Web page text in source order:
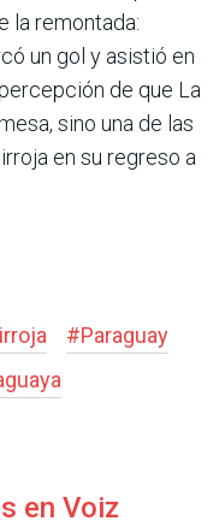
la remontada:
un gol y asistió en
de que La
sino una de las
en su regreso a
#Paraguay
en Voiz